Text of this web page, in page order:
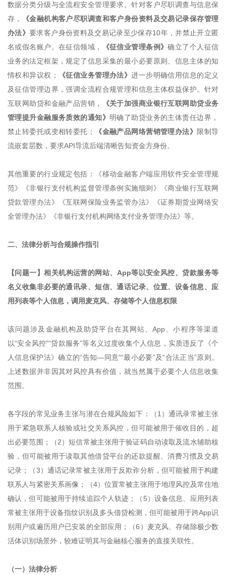
数据分类分级与全流程安全管理要求。针对客户尽职调查与信息保
存，
《金融机构客户尽职调查和客户身份资料及交易记录保存管理
办法》要求客户身份资料及交易记录至少保存10年，并禁止开立匿
名或假名账户。在征信领域，
《征信业管理条例》确立了个人征信
业务的法定框架，规定了信息采集的最小必要原则、信息主体的知
情权和异议权；
《征信业务管理办法》进一步明确信用信息的定义
及征信管理边界，强调全流程合规管理和信息主体权益保护。针对
互联网助贷和金融产品营销，
《关于加强商业银行互联网助贷业务
管理提升金融服务质效的通知》 明确了助贷业务的主体责任边界，
禁止转委托或变相转委托；
《金融产品网络营销管理办法》 限制导
流嵌套层数，要求API导流后端清晰告知资金方身份。
其他重要的行业规定包括：《移动金融客户端应用软件安全管理规
范》《非银行支付机构监督管理条例实施细则》《商业银行互联网
贷款管理办法》《互联网保险业务监管办法》《证券期货业网络安
全管理办法》《非银行支付机构网络支付业务管理办法》等。
二、法律分析与合规操作指引
【问题一】相关机构运营的网站、App等以安全风控、贷款服务等
名义收集非必要的通讯录、短信、通话记录、位置、设备信息、应
用列表等个人信息，调用麦克风、存储等个人信息权限
该问题涉及金融机构及助贷平台在其网站、App、小程序等渠道
以“安全风控”“贷款服务”等名义过度收集个人信息，实质违反了《个
人信息保护法》确立的“告知—同意”“最小必要”及“合法正当”原则。
上述数据并非因其对风控具有价值，就当然属于必要个人信息收集
范围。
各字段的常见业务主张与潜在合规风险如下：（1）通讯录常被主张
用于紧急联系人核验或社交关系风控，但可能被用于催收目的，超
出必要范围；（2）短信常被主张用于验证码自动读取及流水辅助核
验，但可能被用于读取其他借贷平台的还款提醒、消费习惯及交易
记录；（3）通话记录常被主张用于反欺诈分析，但可能被用于构建
联系人与紧密关系画像；（4）位置常被主张用于地理风控及常住地
确认，但可能被用于持续追踪个人轨迹；（5）设备信息、应用列表
常被主张用于设备指纹识别及多头借贷检测，但可能被用于跨App识
别用户或遍历用户已安装的全部应用；（6）麦克风、存储除极少数
活体识别场景外，较难证明其与金融核心服务的直接关联性。
（一）法律分析